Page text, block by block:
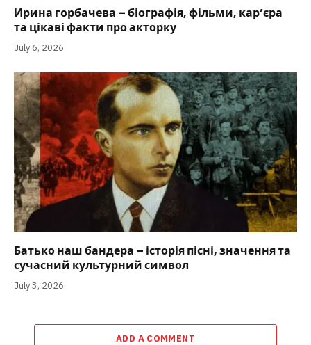
Ирина горбачева – біографія, фільми, кар’єра
та цікаві факти про акторку
July 6, 2026
Батько наш бандера – історія пісні, значення та
сучасний культурний символ
July 3, 2026
ADD A COMMENT